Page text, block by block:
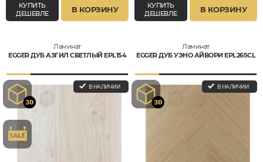
КУПИТЬ
ДЕШЕВЛЕ
В КОРЗИНУ
КУПИТЬ
ДЕШЕВЛЕ
В КОРЗИНУ
Ламинат
EGGER ДУБ АЗГИЛ СВЕТЛЫЙ EPL154
В НАЛИЧИИ
Ламинат
EGGER ДУБ УЭНО АЙВОРИ EPL265CL
В НАЛИЧИИ